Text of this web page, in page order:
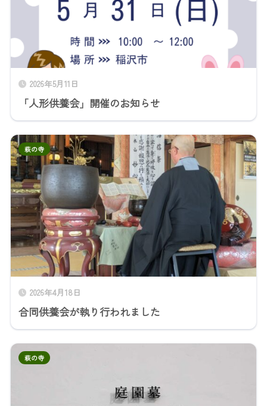
2026年5月11日
「人形供養会」開催のお知らせ
2026年4月18日
合同供養会が執り行われました
萩の寺
萩の寺